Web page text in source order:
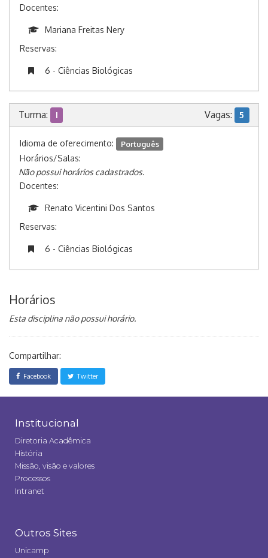
Docentes:
Mariana Freitas Nery
Reservas:
6 - Ciências Biológicas
Turma: I Vagas: 5
Idioma de oferecimento: Português
Horários/Salas:
Não possui horários cadastrados.
Docentes:
Renato Vicentini Dos Santos
Reservas:
6 - Ciências Biológicas
Horários
Esta disciplina não possui horário.
Compartilhar:
Facebook Twitter
Institucional
Diretoria Acadêmica
História
Missão, visão e valores
Processos
Intranet
Outros Sites
Unicamp